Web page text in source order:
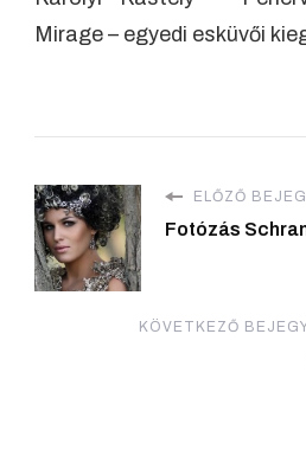
Mirage – egyedi esküvői
ELŐZŐ
Fotózás
KÖVETKEZŐ